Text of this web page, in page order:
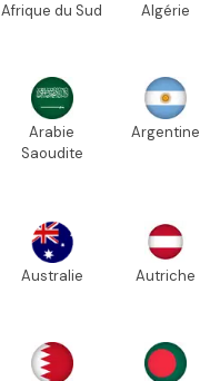
Afrique du Sud Algérie
Arabie
Saoudite
Argentine
Australie Autriche